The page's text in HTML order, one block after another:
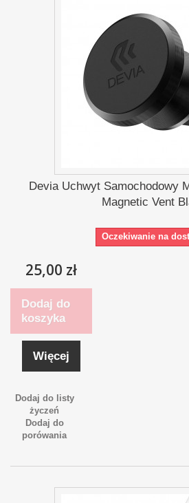
Devia Uchwyt Samochodowy
Magnetic Vent
Oczekiwanie na
25,00 zł
Dodaj do
koszyka
Więcej
Dodaj do listy
życzeń
Dodaj do
porówania